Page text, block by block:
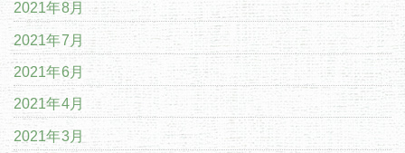
2021年8月
2021年7月
2021年6月
2021年4月
2021年3月